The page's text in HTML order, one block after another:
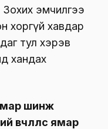
эмчилгээ
хоргүй хавдар
тул хэрэв
хандах
шинж
ямар